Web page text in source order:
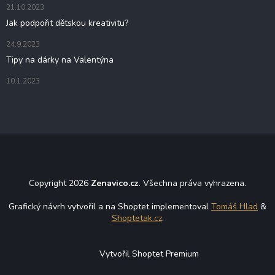
21.10.2023
Jak podpořit dětskou kreativitu?
24.9.2023
Tipy na dárky na Valentýna
10.1.2023
Copyright 2026 Zenavico.cz. Všechna práva vyhrazena.
Grafický návrh vytvořil a na Shoptet implementoval Tomáš Hlad &
Shoptetak.cz.
Vytvořil Shoptet Premium